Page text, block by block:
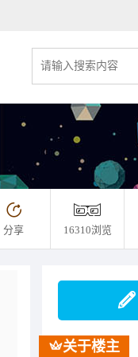
分享 16310浏览
关于楼主